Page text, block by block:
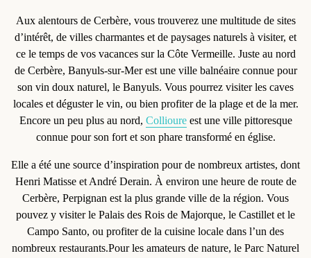
Aux alentours de Cerbère, vous trouverez une multitude de sites
d’intérêt, de villes charmantes et de paysages naturels à visiter, et
ce le temps de vos vacances sur la Côte Vermeille. Juste au nord
de Cerbère, Banyuls-sur-Merest une ville balnéaire connue pour
son vin doux naturel, le Banyuls. Vous pourrez visiter les caves
locales et déguster le vin, ou bien profiter de la plage et de la mer.
Encore un peu plus au nord, Collioureest une ville pittoresque
connue pour son fort et son phare transformé en église.
Elle a été une source d’inspiration pour de nombreux artistes, dont
Henri Matisse et André Derain. À environ une heure de route de
Cerbère, Perpignan est la plus grande ville de la région. Vous
pouvez y visiter le Palais des Rois de Majorque, le Castillet et le
Campo Santo, ou profiter de la cuisine locale dans l’un des
nombreux restaurants.Pour les amateurs de nature, le Parc Naturel